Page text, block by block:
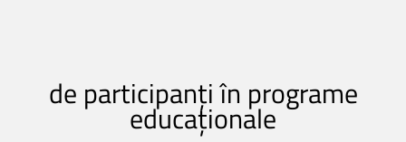
de participanți în programe
educaționale